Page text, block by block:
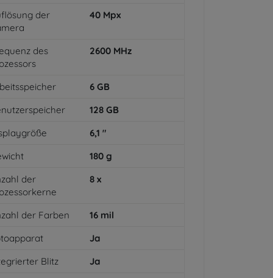
der
40 Mpx
des
2600 MHz
6 GB
128 GB
6,1 "
180 g
der
8 x
der Farben 16 mil
Ja
Blitz
Ja